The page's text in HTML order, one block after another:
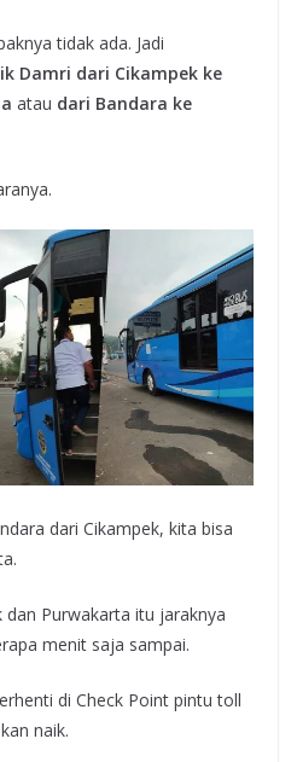
tidak ada. Jadi
Damri dari Cikampek ke
atau dari Bandara ke
dari Cikampek, kita bisa
Purwakarta itu jaraknya
menit saja sampai.
di Check Point pintu toll
naik.